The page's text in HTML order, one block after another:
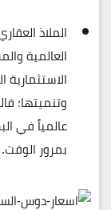
الملاذ
العالمية
الاستثمارية
وتنميتها؛
عالمياً في
بمرور الوقت.